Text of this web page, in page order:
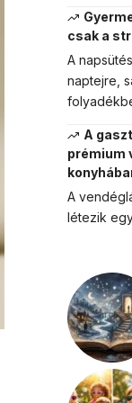
csak a
A
naptejre,
A
prémium
A
létezik